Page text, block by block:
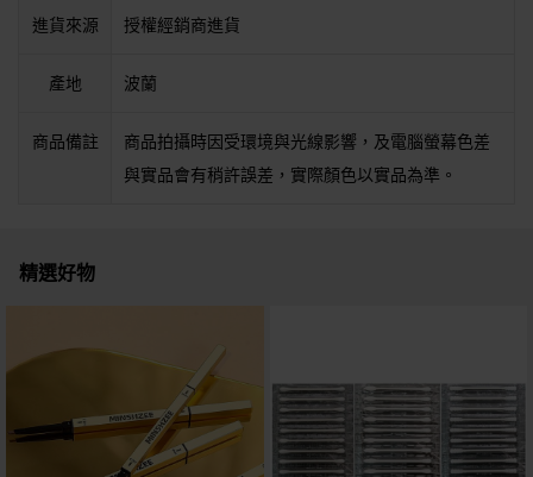
進貨來源 授權經銷商進貨
產地 波蘭
商品備註
商品拍攝時因受環境與光線影響，及電腦螢幕色差
與實品會有稍許誤差，實際顏色以實品為準。
精選好物